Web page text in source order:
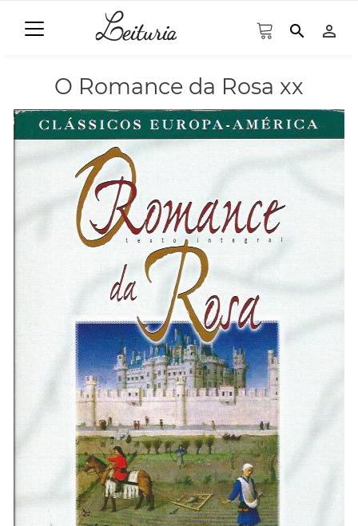
search person_outline
O Romance da Rosa xx